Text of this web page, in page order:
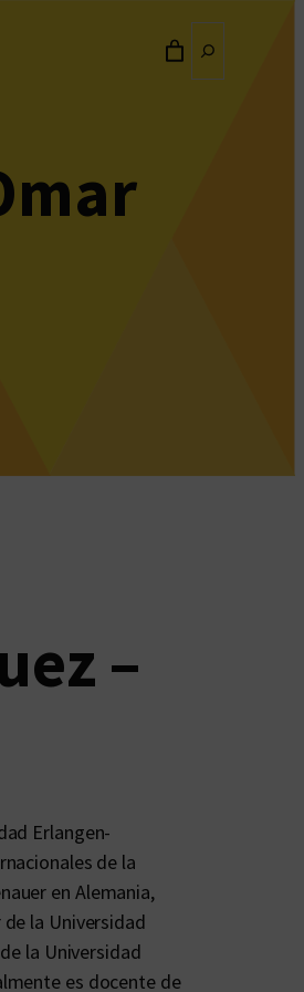
–
Erlangen-
de la
en Alemania,
la Universidad
la Universidad
es docente de